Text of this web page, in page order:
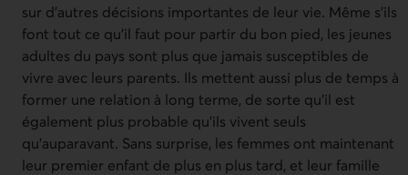
sur d’autres décisions importantes de leur vie. Même s’ils
font tout ce qu’il faut pour partir du bon pied, les jeunes
adultes du pays sont plus que jamais susceptibles de
vivre avec leurs parents. Ils mettent aussi plus de temps à
former une relation à long terme, de sorte qu’il est
également plus probable qu’ils vivent seuls
qu’auparavant. Sans surprise, les femmes ont maintenant
leur premier enfant de plus en plus tard, et leur famille